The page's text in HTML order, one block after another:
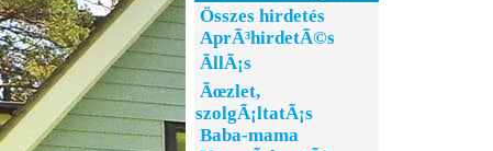
Összes hirdetés
AprÃ³hirdetÃ©s
ÃllÃ¡s
Ãœzlet,
szolgÃ¡ltatÃ¡s
Baba-mama